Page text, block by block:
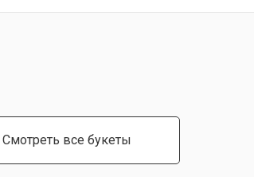
Смотреть все букеты